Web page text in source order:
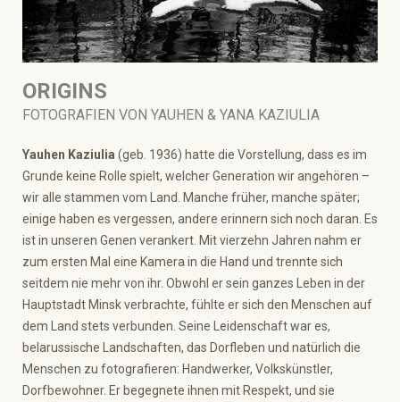
ORIGINS
FOTOGRAFIEN VON YAUHEN & YANA KAZIULIA
Yauhen Kaziulia (geb. 1936) hatte die Vorstellung, dass es im
Grunde keine Rolle spielt, welcher Generation wir angehören –
wir alle stammen vom Land. Manche früher, manche später;
einige haben es vergessen, andere erinnern sich noch daran. Es
ist in unseren Genen verankert. Mit vierzehn Jahren nahm er
zum ersten Mal eine Kamera in die Hand und trennte sich
seitdem nie mehr von ihr. Obwohl er sein ganzes Leben in der
Hauptstadt Minsk verbrachte, fühlte er sich den Menschen auf
dem Land stets verbunden. Seine Leidenschaft war es,
belarussische Landschaften, das Dorfleben und natürlich die
Menschen zu fotografieren: Handwerker, Volkskünstler,
Dorfbewohner. Er begegnete ihnen mit Respekt, und sie